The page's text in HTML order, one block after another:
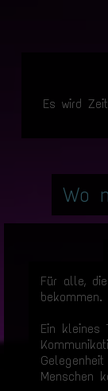
Es wird
Wo
Für alle,
bekommen.
Ein kleines
Menschen